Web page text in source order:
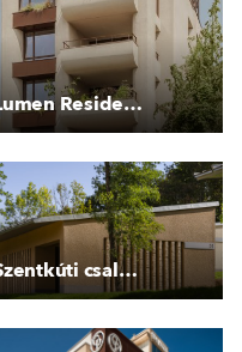
Lumen Residences
Szentkúti családi apartmanok